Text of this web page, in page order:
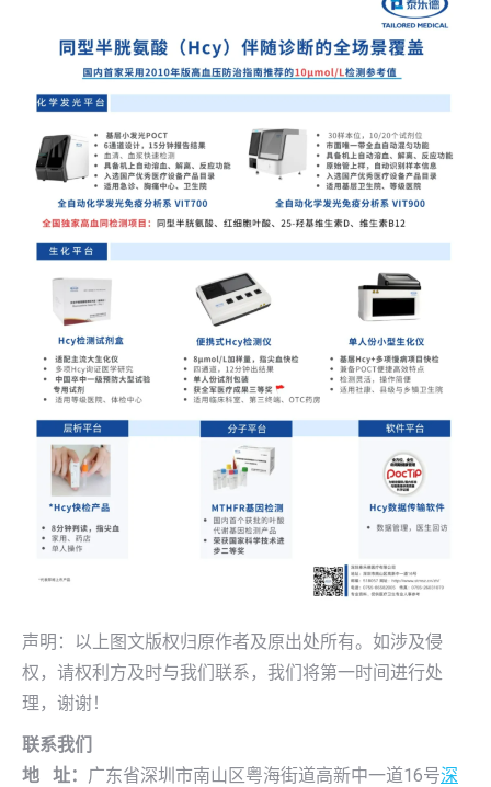
声明：以上图文版权归原作者及原出处所有。如涉及侵
权，请权利方及时与我们联系，我们将第一时间进行处
理，谢谢！
联系我们
地 址： 广东省深圳市南山区粤海街道高新中一道16号深